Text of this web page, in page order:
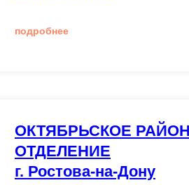
подробнее
ОКТЯБРЬСКОЕ
ОТДЕЛЕНИЕ
г. Ростова-на-Дону